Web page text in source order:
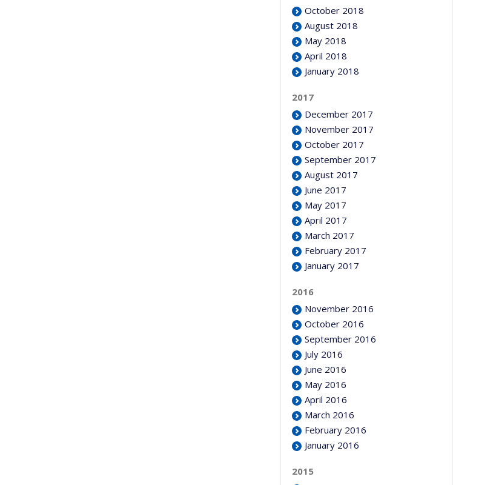
October 2018
August 2018
May 2018
April 2018
January 2018
2017
December 2017
November 2017
October 2017
September 2017
August 2017
June 2017
May 2017
April 2017
March 2017
February 2017
January 2017
2016
November 2016
October 2016
September 2016
July 2016
June 2016
May 2016
April 2016
March 2016
February 2016
January 2016
2015